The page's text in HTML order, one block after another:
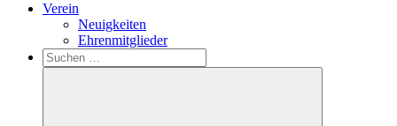
Verein
Neuigkeiten
Ehrenmitglieder
Search
Suchen
nach: